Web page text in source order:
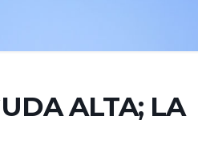
ALTA; LA